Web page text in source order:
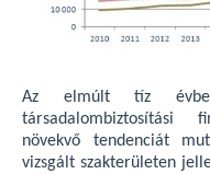
Az elmúlt tíz
társadalombiztosítási
növekvő tendenciát
vizsgált szakterületen